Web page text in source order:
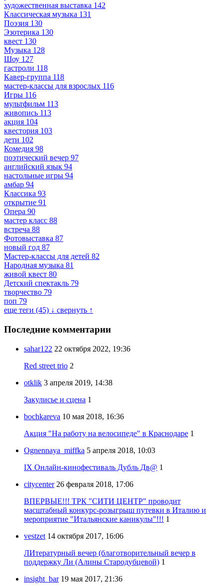
художественная выставка 142
Классическая музыка 131
Поэзия 130
Эзотерика 130
квест 130
Музыка 128
Шоу 127
гастроли 118
Кавер-группа 118
мастер-классы для взрослых 116
Игры 116
мультфильм 113
живопись 113
акция 104
квестория 103
дети 102
Комедия 98
поэтический вечер 97
английский язык 94
настольные игры 94
амбар 94
Классика 93
открытие 91
Опера 90
мастер класс 88
встреча 88
Фотовыставка 87
новый год 87
Мастер-классы для детей 82
Народная музыка 81
живой квест 80
Детский спектакль 79
творчество 79
поп 79
еще теги (45) ↓ свернуть ↑
Последние комментарии
sahar122 22 октября 2022, 19:36
Red street trio 2
otklik 3 апреля 2019, 14:38
Закулисье и сцена 1
bochkareva 10 мая 2018, 16:36
Акция "На работу на велосипеде" в Краснодаре 1
Ognennaya_miffka 5 апреля 2018, 10:03
IX Онлайн-кинофестиваль Дубль Дв@ 1
citycenter 26 февраля 2018, 17:06
ВПЕРВЫЕ!!! ТРК "СИТИ ЦЕНТР" проводит
масштабный конкурс-розыгрыш путевки в Италию и
мероприятие "Итальянские каникулы"!!! 1
vestzet 14 октября 2017, 16:06
ЛИтературный вечер (благотворительный вечер в
поддержку Ли (Алины Стародубцевой) 1
insight_bar 19 мая 2017, 21:36